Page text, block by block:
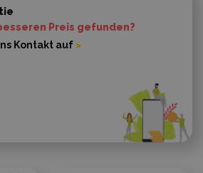
Preis gefunden?
Kontakt auf